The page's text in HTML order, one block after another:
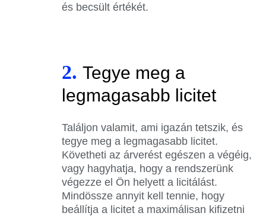
és becsült értékét.
2. Tegye meg a
legmagasabb licitet
Találjon valamit, ami igazán tetszik, és
tegye meg a legmagasabb licitet.
Követheti az árverést egészen a végéig,
vagy hagyhatja, hogy a rendszerünk
végezze el Ön helyett a licitálást.
Mindössze annyit kell tennie, hogy
beállítja a licitet a maximálisan kifizetni